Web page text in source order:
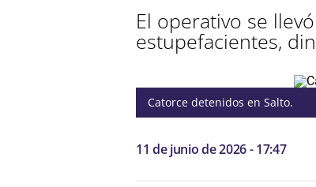
El operativo se
estupefacientes,
Catorce detenidos en Salto.
11 de junio de 2026 - 17:47